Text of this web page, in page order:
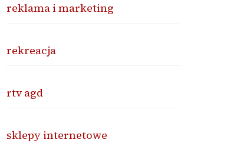
reklama i marketing
rekreacja
rtv agd
sklepy internetowe